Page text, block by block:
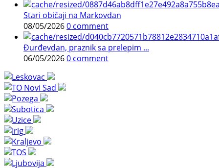
Stari običaji na Markovdan
08/05/20260 comment
Đurđevdan, praznik sa prelepim ...
06/05/20260 comment